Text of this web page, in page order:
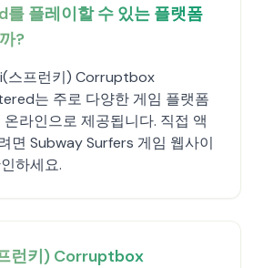
플레이할 수 있는 플랫폼
?
스프런키) Corruptbox
는 주로 다양한 게임 플랫폼
온라인으로 제공됩니다. 직접 액
면 Subway Surfers 게임 웹사이
하세요.
런키) Corruptbox